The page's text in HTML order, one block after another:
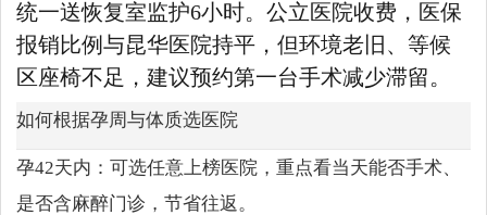
统一送恢复室监护6小时。公立医院收费，医保
报销比例与昆华医院持平，但环境老旧、等候
区座椅不足，建议预约第一台手术减少滞留。
如何根据孕周与体质选医院
孕42天内：可选任意上榜医院，重点看当天能否手术、
是否含麻醉门诊，节省往返。